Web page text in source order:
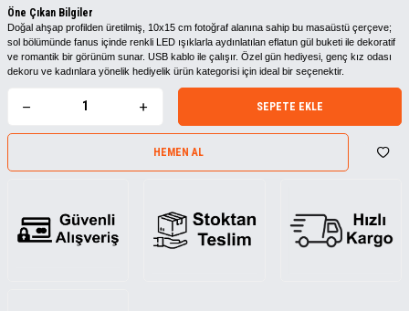
Öne Çıkan Bilgiler
Doğal ahşap profilden üretilmiş, 10x15 cm fotoğraf alanına sahip bu masaüstü çerçeve;
sol bölümünde fanus içinde renkli LED ışıklarla aydınlatılan eflatun gül buketi ile dekoratif
ve romantik bir görünüm sunar. USB kablo ile çalışır. Özel gün hediyesi, genç kız odası
dekoru ve kadınlara yönelik hediyelik ürün kategorisi için ideal bir seçenektir.
SEPETE EKLE
HEMEN AL